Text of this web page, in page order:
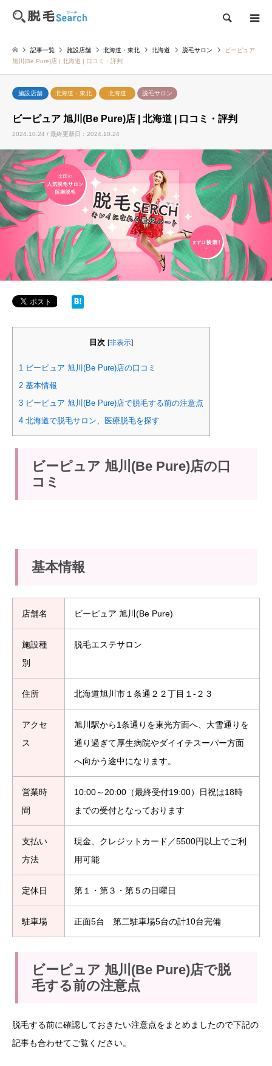
検索
記事一覧 施設店舗 北海道・東北 北海道 脱毛サロン
ビーピュア
旭川(Be Pure)店 | 北海道 | 口コミ・評判
施設店舗 北海道・東北 北海道 脱毛サロン
ビーピュア 旭川(Be Pure)店 | 北海道 | 口コミ・評判
2024.10.24 / 最終更新日：2024.10.24
目次 [非表示]
1 ビーピュア 旭川(Be Pure)店の口コミ
2 基本情報
3 ビーピュア 旭川(Be Pure)店で脱毛する前の注意点
4 北海道で脱毛サロン、医療脱毛を探す
ビーピュア 旭川(Be Pure)店の口
コミ
基本情報
店舗名 ビーピュア 旭川(Be Pure)
施設種
別
脱毛エステサロン
住所 北海道旭川市１条通２２丁目１-２３
アクセ
ス
旭川駅から1条通りを東光方面へ、大雪通りを
通り過ぎて厚生病院やダイイチスーパー方面
へ向かう途中になります。
営業時
間
10:00～20:00（最終受付19:00）日祝は18時
までの受付となっております
支払い
方法
現金、クレジットカード／5500円以上でご利
用可能
定休日 第１・第３・第５の日曜日
駐車場 正面5台 第二駐車場5台の計10台完備
ビーピュア 旭川(Be Pure)店で脱
毛する前の注意点
脱毛する前に確認しておきたい注意点をまとめましたので下記の
記事も合わせてご覧ください。